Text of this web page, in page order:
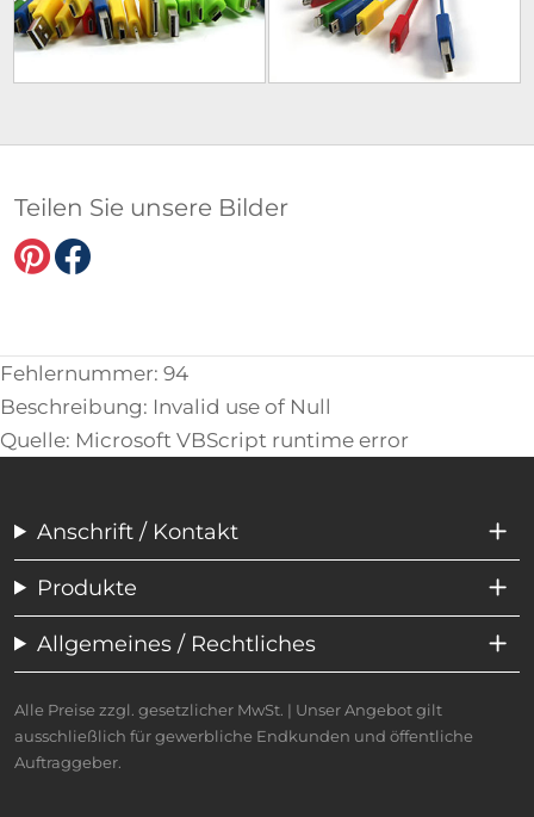
Teilen Sie unsere Bilder
Fehlernummer: 94
Beschreibung: Invalid use of Null
Quelle: Microsoft VBScript runtime error
Anschrift / Kontakt
Produkte
Allgemeines / Rechtliches
Alle Preise zzgl. gesetzlicher MwSt. | Unser Angebot gilt
ausschließlich für gewerbliche Endkunden und öffentliche
Auftraggeber.